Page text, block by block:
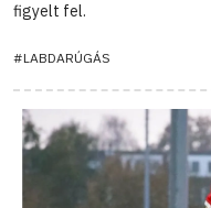
figyelt fel.
#LABDARÚGÁS